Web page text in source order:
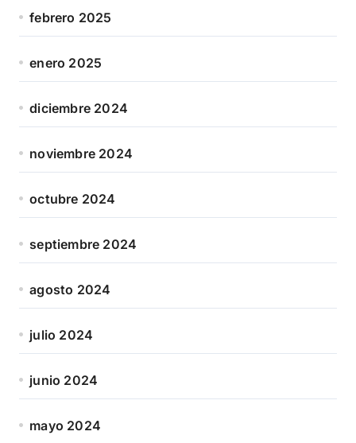
febrero 2025
enero 2025
diciembre 2024
noviembre 2024
octubre 2024
septiembre 2024
agosto 2024
julio 2024
junio 2024
mayo 2024